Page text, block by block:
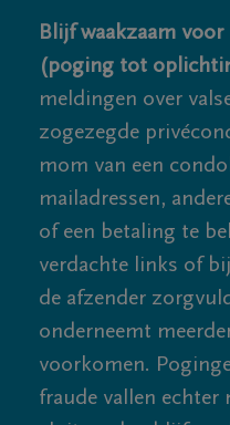
Blijf waakzaam
(poging tot
meldingen over
zogezegde
mom van een
mailadressen,
of een betaling te
verdachte links of
de afzender
onderneemt
voorkomen.
fraude vallen